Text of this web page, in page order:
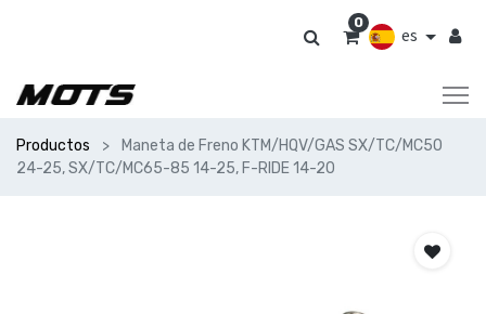
es
0
Productos
Maneta de Freno KTM/HQV/GAS SX/TC/MC50
24-25, SX/TC/MC65-85 14-25, F-RIDE 14-20